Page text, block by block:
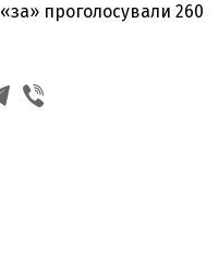
проголосували 260